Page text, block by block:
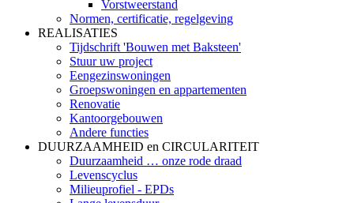
Vorstweerstand
Normen, certificatie, regelgeving
REALISATIES
Tijdschrift 'Bouwen met Baksteen'
Stuur uw project
Eengezinswoningen
Groepswoningen en appartementen
Renovatie
Kantoorgebouwen
Andere functies
DUURZAAMHEID en CIRCULARITEIT
Duurzaamheid … onze rode draad
Levenscyclus
Milieuprofiel - EPDs